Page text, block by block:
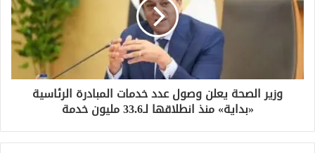
وزير الصحة يعلن وصول عدد خدمات المبادرة الرئاسية
«بداية» منذ انطلاقها لـ33.6 مليون خدمة